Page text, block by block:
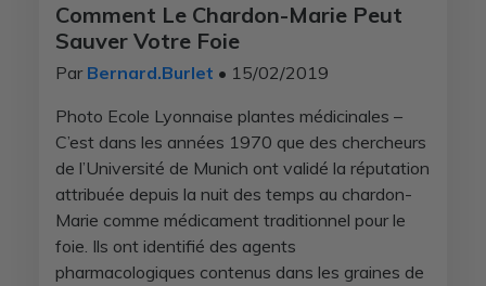
Comment Le Chardon-Marie Peut
Sauver Votre Foie
Par Bernard.Burlet • 15/02/2019
Photo Ecole Lyonnaise plantes médicinales –
C’est dans les années 1970 que des chercheurs
de l’Université de Munich ont validé la réputation
attribuée depuis la nuit des temps au chardon-
Marie comme médicament traditionnel pour le
foie. Ils ont identifié des agents
pharmacologiques contenus dans les graines de